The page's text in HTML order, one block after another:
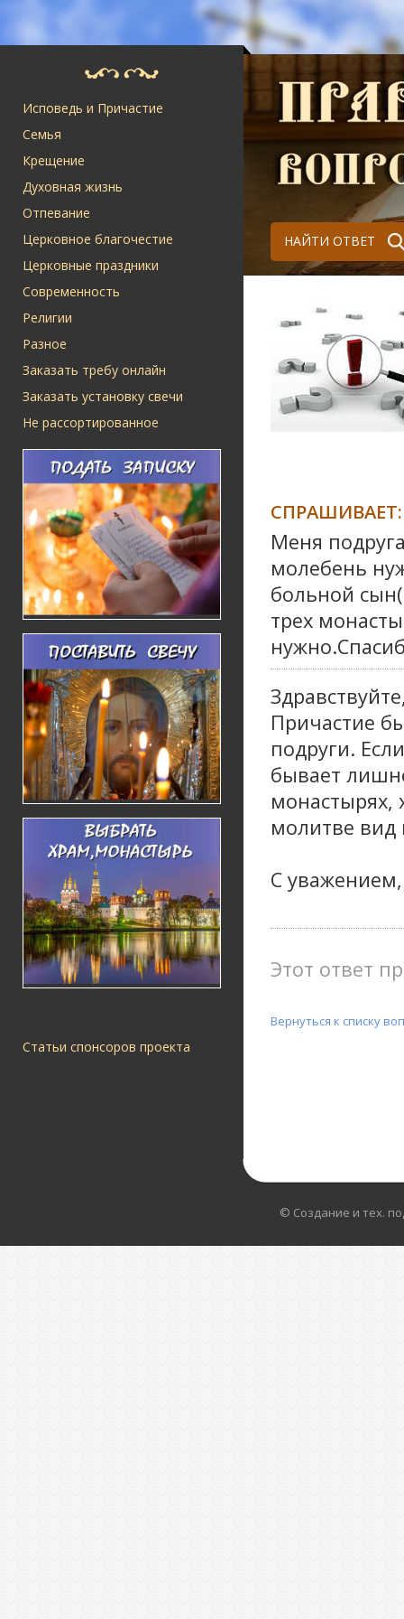
Исповедь и Причастие
Семья
Крещение
Духовная жизнь
Отпевание
Церковное благочестие
Церковные праздники
Современность
Религии
Разное
Заказать требу онлайн
Заказать установку свечи
Не рассортированное
Статьи спонсоров проекта
НАЙТИ ОТВЕТ
СПРАШИВАЕТ:
Меня
молебень
больной
трех
Причастие
подруги.
бывает
монастырях,
молитве вид
С
Этот ответ
Вернуться к списку
© Создание и тех.